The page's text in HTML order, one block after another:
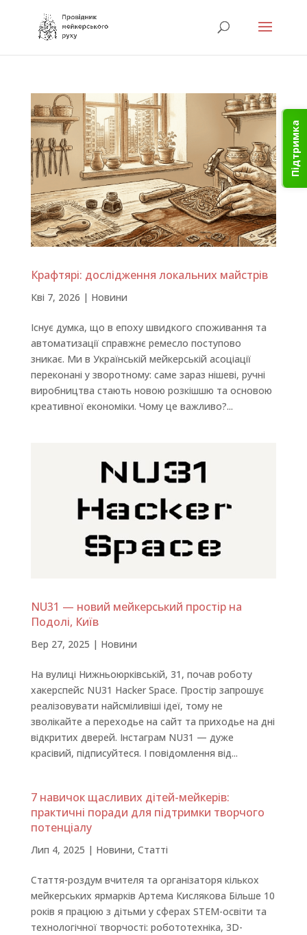
Підтримка
Крафтярі: дослідження локальних майстрів
Кві 7, 2026 | Новини
Існує думка, що в епоху швидкого споживання та
автоматизації справжнє ремесло поступово
зникає. Ми в Українській мейкерській асоціації
переконані у зворотному: саме зараз нішеві, ручні
виробництва стають новою розкішшю та основою
креативної економіки. Чому це важливо?...
NU31 — новий мейкерський простір на
Подолі, Київ
Вер 27, 2025 | Новини
На вулиці Нижньоюрківській, 31, почав роботу
хакерспейс NU31 Hacker Space. Простір запрошує
реалізовувати найсміливіші ідеї, тому не
зволікайте а переходье на сайт та приходье на дні
відкритих дверей. Інстаграм NU31 — дуже
красівий, підписуйтеся. І повідомлення від...
7 навичок щасливих дітей-мейкерів:
практичні поради для підтримки творчого
потенціалу
Лип 4, 2025 | Новини, Статті
Стаття-роздум вчителя та організаторя кількох
мейкерських ярмарків Артема Кислякова Більше 10
років я працюю з дітьми у сферах STEM-освіти та
технологічної творчості: робототехніка, 3D-